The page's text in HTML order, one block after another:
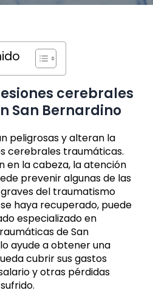
cerebrales
San Bernardino
peligrosas y alteran la
cerebrales traumáticas.
en la cabeza, la atención
prevenir algunas de las
del traumatismo
haya recuperado, puede
especializado en
de San
ayude a obtener una
cubrir sus gastos
y otras pérdidas